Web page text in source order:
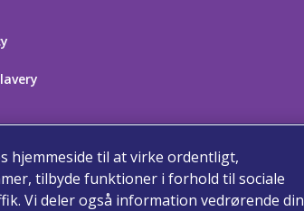
hjemmeside til at virke ordentligt,
tilbyde funktioner i forhold til sociale
Vi deler også information vedrørende din